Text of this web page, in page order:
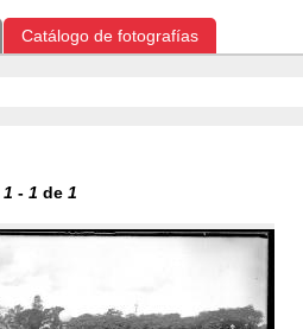
Catálogo de fotografías
1 - 1 de 1